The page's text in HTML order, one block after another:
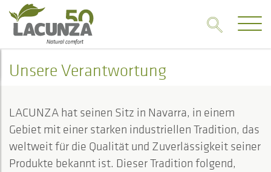
Unsere Verantwortung
LACUNZA hat seinen Sitz in Navarra, in einem
Gebiet mit einer starken industriellen Tradition, das
weltweit für die Qualität und Zuverlässigkeit seiner
Produkte bekannt ist. Dieser Tradition folgend,